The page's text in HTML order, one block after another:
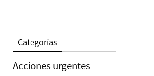
Categorías
Acciones urgentes